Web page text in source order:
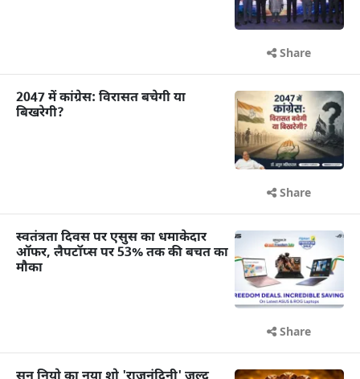
Share
2047 में कांग्रेस: विरासत बचेगी या
बिखरेगी?
Share
स्वतंत्रता दिवस पर एसुस का धमाकेदार
ऑफर, लैपटॉप्स पर 53% तक की बचत का
मौका
Share